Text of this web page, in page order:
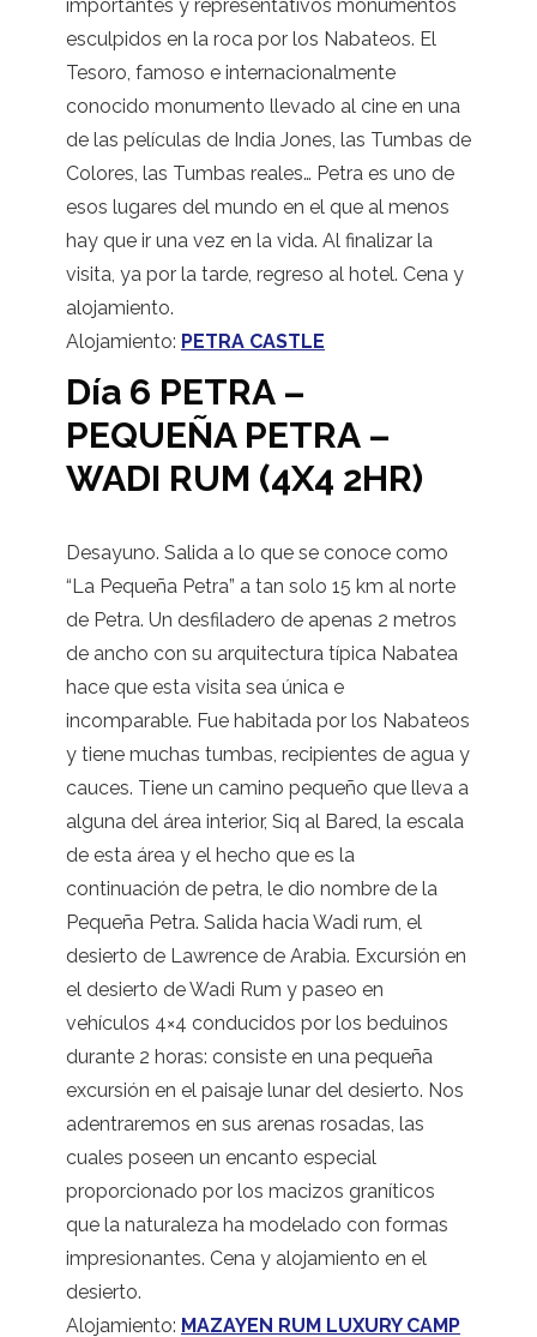
importantes y representativos monumentos
esculpidos en la roca por los Nabateos. El
Tesoro, famoso e internacionalmente
conocido monumento llevado al cine en una
de las películas de India Jones, las Tumbas de
Colores, las Tumbas reales… Petra es uno de
esos lugares del mundo en el que al menos
hay que ir una vez en la vida. Al finalizar la
visita, ya por la tarde, regreso al hotel. Cena y
alojamiento.
Alojamiento: PETRA CASTLE
Día 6 PETRA –
PEQUEÑA PETRA –
WADI RUM (4X4 2HR)
Desayuno. Salida a lo que se conoce como
“La Pequeña Petra” a tan solo 15 km al norte
de Petra. Un desfiladero de apenas 2 metros
de ancho con su arquitectura típica Nabatea
hace que esta visita sea única e
incomparable. Fue habitada por los Nabateos
y tiene muchas tumbas, recipientes de agua y
cauces. Tiene un camino pequeño que lleva a
alguna del área interior, Siq al Bared, la escala
de esta área y el hecho que es la
continuación de petra, le dio nombre de la
Pequeña Petra. Salida hacia Wadi rum, el
desierto de Lawrence de Arabia. Excursión en
el desierto de Wadi Rum y paseo en
vehículos 4×4 conducidos por los beduinos
durante 2 horas: consiste en una pequeña
excursión en el paisaje lunar del desierto. Nos
adentraremos en sus arenas rosadas, las
cuales poseen un encanto especial
proporcionado por los macizos graníticos
que la naturaleza ha modelado con formas
impresionantes. Cena y alojamiento en el
desierto.
Alojamiento: MAZAYEN RUM LUXURY CAMP